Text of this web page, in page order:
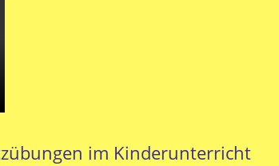
im Kinderunterricht